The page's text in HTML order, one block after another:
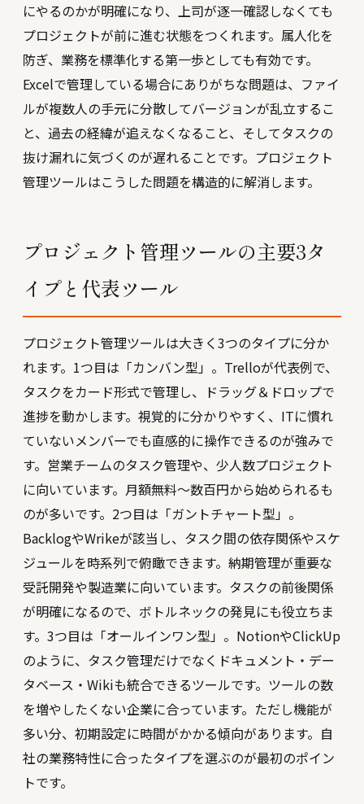
にやるのかが明確になり、上司が逐一確認しなくても
プロジェクトが前に進む状態をつくれます。属人化を
防ぎ、業務を標準化する第一歩としても有効です。
Excelで管理している場合にありがちな問題は、ファイ
ルが複数人の手元に分散してバージョンが乱立するこ
と、過去の経緯が追えなくなること、そしてタスクの
抜け漏れに気づくのが遅れることです。プロジェクト
管理ツールはこうした問題を構造的に解消します。
プロジェクト管理ツールの主要3タ
イプと代表ツール
プロジェクト管理ツールは大きく3つのタイプに分か
れます。1つ目は「カンバン型」。Trelloが代表例で、
タスクをカード形式で管理し、ドラッグ＆ドロップで
進捗を動かします。視覚的に分かりやすく、ITに慣れ
ていないメンバーでも直感的に操作できるのが強みで
す。営業チームのタスク管理や、少人数プロジェクト
に向いています。月額無料〜数百円から始められるも
のが多いです。2つ目は「ガントチャート型」。
BacklogやWrikeが該当し、タスク間の依存関係やスケ
ジュールを時系列で俯瞰できます。納期管理が重要な
受託開発や製造業に向いています。タスクの前後関係
が明確になるので、ボトルネックの発見にも役立ちま
す。3つ目は「オールインワン型」。NotionやClickUp
のように、タスク管理だけでなくドキュメント・デー
タベース・Wikiも統合できるツールです。ツールの数
を増やしたくない企業に合っています。ただし機能が
多い分、初期設定に時間がかかる傾向があります。自
社の業務特性に合ったタイプを選ぶのが最初のポイン
トです。